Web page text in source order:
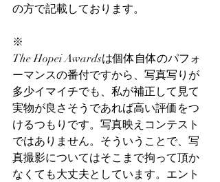
の方で記載しております。
※
The Hopei Awardsは個体自体のパフォ
ーマンスの番付ですから、写真写りが
多少イマイチでも、私が補正して見て
実物が良さそうであれば高い評価をつ
けるつもりです。写真映えコンテスト
ではありません。そういうことで、写
真撮影についてはそこまで拘って頂か
なくても大丈夫としています。エント